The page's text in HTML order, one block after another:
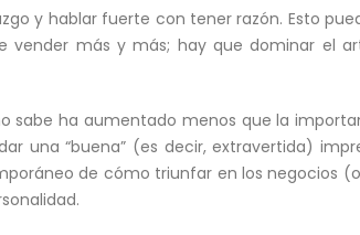
y hablar fuerte con tener razón. Esto
vender más y más; hay que dominar el
sabe ha aumentado menos que la
una “buena” (es decir, extravertida)
de cómo triunfar en los negocios